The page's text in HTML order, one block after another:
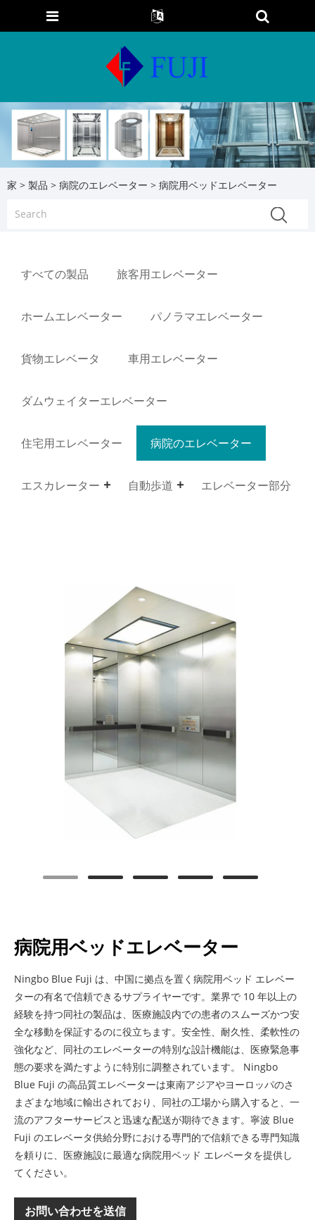
家 > 製品 > 病院のエレベーター > 病院用ベッドエレベーター
すべての製品 旅客用エレベーター
ホームエレベーター パノラマエレベーター
貨物エレベータ 車用エレベーター
ダムウェイターエレベーター
住宅用エレベーター 病院のエレベーター
エスカレーター 自動歩道 エレベーター部分
病院用ベッドエレベーター
Ningbo Blue Fuji は、中国に拠点を置く病院用ベッド エレベー
ターの有名で信頼できるサプライヤーです。業界で 10 年以上の
経験を持つ同社の製品は、医療施設内での患者のスムーズかつ安
全な移動を保証するのに役立ちます。安全性、耐久性、柔軟性の
強化など、同社のエレベーターの特別な設計機能は、医療緊急事
態の要求を満たすように特別に調整されています。 Ningbo
Blue Fuji の高品質エレベーターは東南アジアやヨーロッパのさ
まざまな地域に輸出されており、同社の工場から購入すると、一
流のアフターサービスと迅速な配送が期待できます。寧波 Blue
Fuji のエレベータ供給分野における専門的で信頼できる専門知識
を頼りに、医療施設に最適な病院用ベッド エレベータを提供し
てください。
お問い合わせを送信